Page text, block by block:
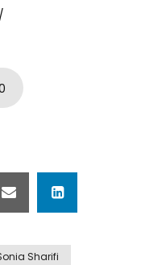
sotterranea
Sharifi